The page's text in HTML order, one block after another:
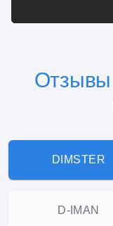
Отзывы
DIMSTER
D-IMAN